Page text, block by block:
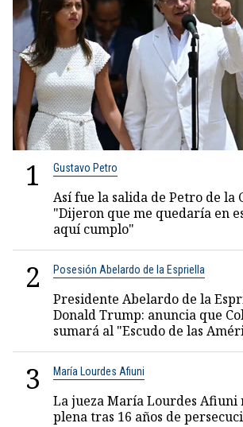
1 Gustavo Petro
Así fue la salida de Petro de la
"Dijeron que me quedaría en
aquí cumplo"
2 Posesión Abelardo de la Espriella
Presidente Abelardo de la
Donald Trump: anuncia que
sumará al "Escudo de las
3 María Lourdes Afiuni
La jueza María Lourdes
plena tras 16 años de